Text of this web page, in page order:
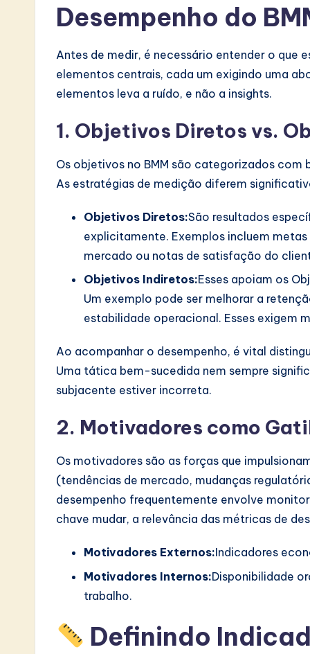
ft
w
Desempenho do
Antes de medir, é necessário entender o que
elementos centrais, cada um exigindo uma
elementos leva a ruído, e não a insights.
1. Objetivos Diretos vs.
Os objetivos no BMM são categorizados com
As estratégias de medição diferem
Objetivos Diretos:São resultados
explicitamente. Exemplos incluem
mercado ou notas de satisfação do
Objetivos Indiretos:Esses apoiam os
Um exemplo pode ser melhorar a
estabilidade operacional. Esses exigem
Ao acompanhar o desempenho, é vital
Uma tática bem-sucedida nem sempre
subjacente estiver incorreta.
2. Motivadores como
Os motivadores são as forças que
(tendências de mercado, mudanças
desempenho frequentemente envolve
chave mudar, a relevância das métricas de
Motivadores Externos:Indicadores
Motivadores Internos:Disponibilidade
trabalho.
Definindo